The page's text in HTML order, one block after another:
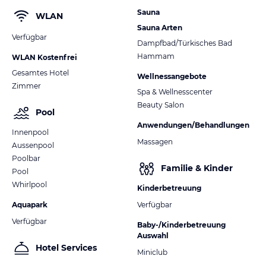
WLAN
Verfügbar
WLAN Kostenfrei
Gesamtes Hotel
Zimmer
Pool
Innenpool
Aussenpool
Poolbar
Pool
Whirlpool
Aquapark
Verfügbar
Hotel Services
Sauna
Sauna Arten
Dampfbad/Türkisches Bad
Hammam
Wellnessangebote
Spa & Wellnesscenter
Beauty Salon
Anwendungen/Behandlungen
Massagen
Familie & Kinder
Kinderbetreuung
Verfügbar
Baby-/Kinderbetreuung
Auswahl
Miniclub